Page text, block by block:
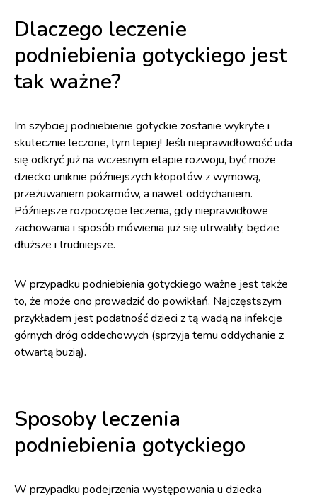
Dlaczego leczenie
podniebienia gotyckiego jest
tak ważne?
Im szybciej podniebienie gotyckie zostanie wykryte i
skutecznie leczone, tym lepiej! Jeśli nieprawidłowość uda
się odkryć już na wczesnym etapie rozwoju, być może
dziecko uniknie późniejszych kłopotów z wymową,
przeżuwaniem pokarmów, a nawet oddychaniem.
Późniejsze rozpoczęcie leczenia, gdy nieprawidłowe
zachowania i sposób mówienia już się utrwaliły, będzie
dłuższe i trudniejsze.
W przypadku podniebienia gotyckiego ważne jest także
to, że może ono prowadzić do powikłań. Najczęstszym
przykładem jest podatność dzieci z tą wadą na infekcje
górnych dróg oddechowych (sprzyja temu oddychanie z
otwartą buzią).
Sposoby leczenia
podniebienia gotyckiego
W przypadku podejrzenia występowania u dziecka